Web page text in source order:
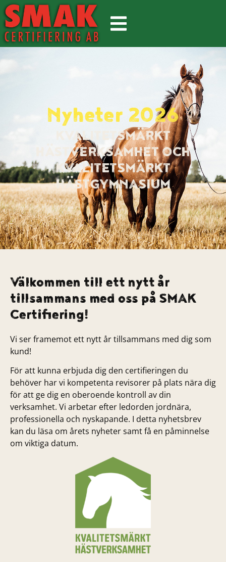
Nyheter 2026
KVALITETSMÄRKT
HÄSTVERKSAMHET OCH
KVALITETSMÄRKT
HÄSTGYMNASIUM
Välkommen till ett nytt år
tillsammans med oss på SMAK
Certiﬁering!
Vi ser framemot ett nytt år tillsammans med dig som
kund!
För att kunna erbjuda dig den certifieringen du
behöver har vi kompetenta revisorer på plats nära dig
för att ge dig en oberoende kontroll av din
verksamhet. Vi arbetar efter ledorden jordnära,
professionella och nyskapande. I detta nyhetsbrev
kan du läsa om årets nyheter samt få en påminnelse
om viktiga datum.